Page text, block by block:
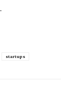
startups